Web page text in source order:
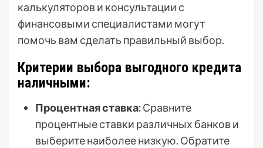
калькуляторов и консультации с
финансовыми специалистами могут
помочь вам сделать правильный выбор.
Критерии выбора выгодного кредита
наличными:
Процентная ставка:Сравните
процентные ставки различных банков и
выберите наиболее низкую. Обратите